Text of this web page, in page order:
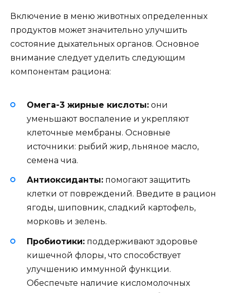
Включение в меню животных определенных
продуктов может значительно улучшить
состояние дыхательных органов. Основное
внимание следует уделить следующим
компонентам рациона:
Омега-3 жирные кислоты: они
уменьшают воспаление и укрепляют
клеточные мембраны. Основные
источники: рыбий жир, льняное масло,
семена чиа.
Антиоксиданты: помогают защитить
клетки от повреждений. Введите в рацион
ягоды, шиповник, сладкий картофель,
морковь и зелень.
Пробиотики: поддерживают здоровье
кишечной флоры, что способствует
улучшению иммунной функции.
Обеспечьте наличие кисломолочных